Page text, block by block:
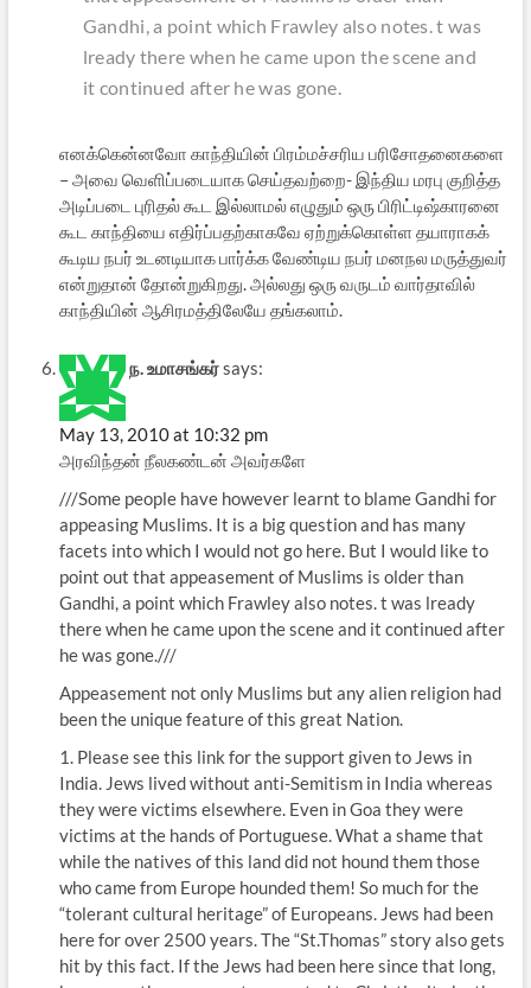
Gandhi, a point which Frawley also notes. t was
lready there when he came upon the scene and
it continued after he was gone.
எனக்கென்னவோ காந்தியின் பிரம்மச்சரிய பரிசோதனைகளை
– அவை வெளிப்படையாக செய்தவற்றை- இந்திய மரபு குறித்த
அடிப்படை புரிதல் கூட இல்லாமல் எழுதும் ஒரு பிரிட்டிஷ்காரனை
கூட காந்தியை எதிர்ப்பதற்காகவே ஏற்றுக்கொள்ள தயாராகக்
கூடிய நபர் உடனடியாக பார்க்க வேண்டிய நபர் மனநல மருத்துவர்
என்றுதான் தோன்றுகிறது. அல்லது ஒரு வருடம் வார்தாவில்
காந்தியின் ஆசிரமத்திலேயே தங்கலாம்.
ந. உமாசங்கர்says:
May 13, 2010 at 10:32 pm
அரவிந்தன் நீலகண்டன் அவர்களே
///Some people have however learnt to blame Gandhi for
appeasing Muslims. It is a big question and has many
facets into which I would not go here. But I would like to
point out that appeasement of Muslims is older than
Gandhi, a point which Frawley also notes. t was lready
there when he came upon the scene and it continued after
he was gone.///
Appeasement not only Muslims but any alien religion had
been the unique feature of this great Nation.
1. Please see this link for the support given to Jews in
India. Jews lived without anti-Semitism in India whereas
they were victims elsewhere. Even in Goa they were
victims at the hands of Portuguese. What a shame that
while the natives of this land did not hound them those
who came from Europe hounded them! So much for the
“tolerant cultural heritage” of Europeans. Jews had been
here for over 2500 years. The “St.Thomas” story also gets
hit by this fact. If the Jews had been here since that long,